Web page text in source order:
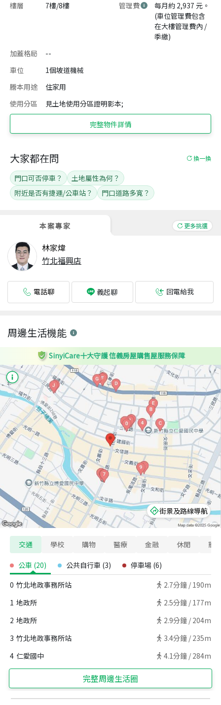
樓層
7樓/8樓 管理費
每月約 2,937 元。
(車位管理費包含
在大樓管理費內 /
季繳)
加蓋格局
--
車位
1個坡道機械
謄本用途
住家用
使用分區
見土地使用分區證明影本;
完整物件詳情
本案專家 更多挑選
林家煒
竹北福興店
電話聊 義起聊 回電給我
大家都在問 換一換
門口可否停車？
土地屬性為何？
附近是否有捷運/公車站？
門口道路多寬？
周邊生活機能
SinyiCare十大守護 信義房屋購售屋服務保障
街景及路線導航
交通 學校 購物 醫療 金融 休閒 寵
公車 (20) 公共自行車 (3) 停車場 (6)
0 竹北地政事務所站 2.7分鐘 / 190m
1 地政所 2.5分鐘 / 177m
2 地政所 2.9分鐘 / 204m
3 竹北地政事務所站 3.4分鐘 / 235m
4 仁愛國中 4.1分鐘 / 284m
完整周邊生活圈